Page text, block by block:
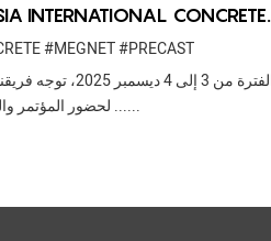
INTERNATIONAL CONCRETE
#MEGNET#PRECAST
في الفترة من 3 إلى 4
لحضور المؤتمر والمعرض الدولي للخرسانة ......